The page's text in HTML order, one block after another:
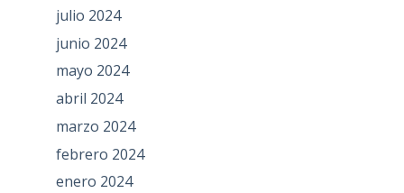
julio 2024
junio 2024
mayo 2024
abril 2024
marzo 2024
febrero 2024
enero 2024